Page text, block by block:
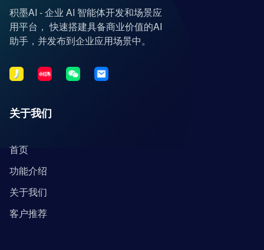
积墨AI - 企业 AI 智能体开发和场景应
用平台， 快速搭建具备商业价值的AI
助手，并发布到企业应用场景中。
关于我们
首页
功能介绍
关于我们
客户推荐